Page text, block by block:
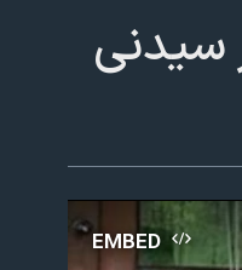
سیدنی
EMBED